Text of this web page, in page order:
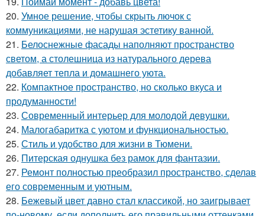
20. Умное решение, чтобы скрыть лючок с
коммуникациями, не нарушая эстетику ванной.
21. Белоснежные фасады наполняют пространство
светом, а столешница из натурального дерева
добавляет тепла и домашнего уюта.
22. Компактное пространство, но сколько вкуса и
продуманности!
23. Современный интерьер для молодой девушки.
24. Малогабаритка с уютом и функциональностью.
25. Стиль и удобство для жизни в Тюмени.
26. Питерская однушка без рамок для фантазии.
27. Ремонт полностью преобразил пространство, сделав
его современным и уютным.
28. Бежевый цвет давно стал классикой, но заигрывает